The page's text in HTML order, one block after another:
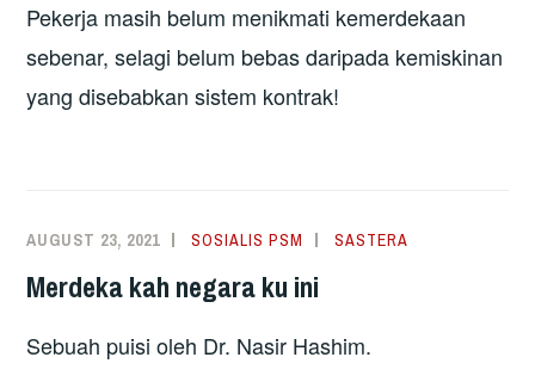
Pekerja masih belum menikmati kemerdekaan
sebenar, selagi belum bebas daripada kemiskinan
yang disebabkan sistem kontrak!
AUGUST 23, 2021 SOSIALIS PSM SASTERA
Merdeka kah negara ku ini
Sebuah puisi oleh Dr. Nasir Hashim.